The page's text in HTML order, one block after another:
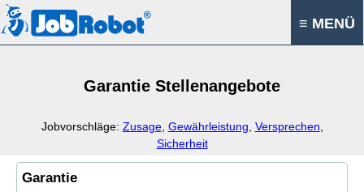
≡ MENÜ
Garantie Stellenangebote
Jobvorschläge: Zusage, Gewährleistung Versprechen
Sicherheit